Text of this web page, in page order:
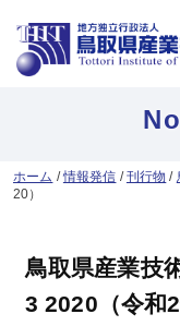
ホーム /情報発信 /刊行物 /
20）
鳥取県産業技
3 2020（令和